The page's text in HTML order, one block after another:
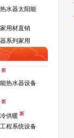
水器太阳能
用材直销
系列家用
热水器设备
供暖
程系统设备